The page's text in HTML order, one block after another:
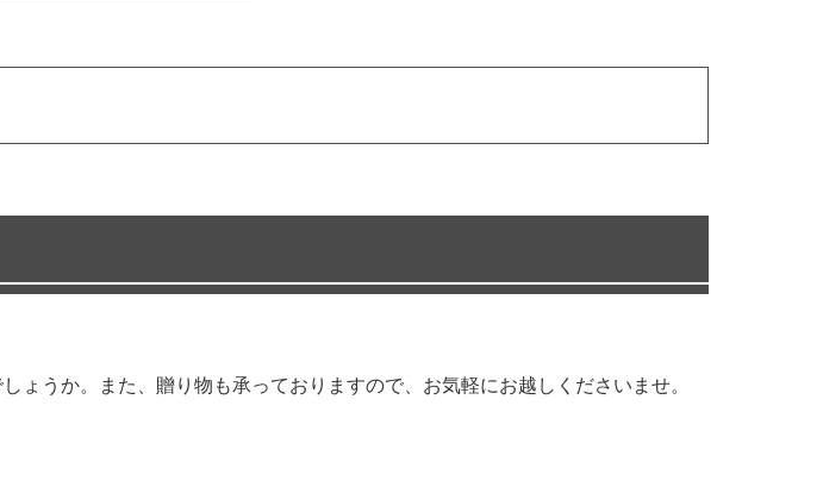
うか。また、贈り物も承っておりますので、お気軽にお越しくださいませ。